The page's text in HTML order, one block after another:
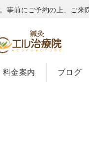
事前にご予約の上、ご来
料金案内 ブログ